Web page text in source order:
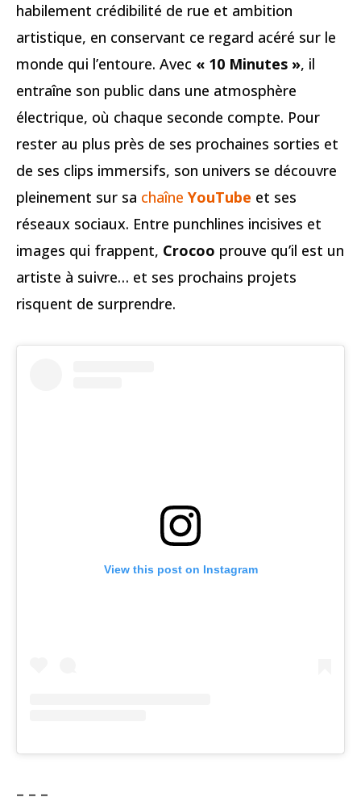
habilement crédibilité de rue et ambition
artistique, en conservant ce regard acéré sur le
monde qui l’entoure. Avec « 10 Minutes », il
entraîne son public dans une atmosphère
électrique, où chaque seconde compte. Pour
rester au plus près de ses prochaines sorties et
de ses clips immersifs, son univers se découvre
pleinement sur sa chaîne YouTube et ses
réseaux sociaux. Entre punchlines incisives et
images qui frappent, Crocoo prouve qu’il est un
artiste à suivre… et ses prochains projets
risquent de surprendre.
View this post on Instagram
– – –